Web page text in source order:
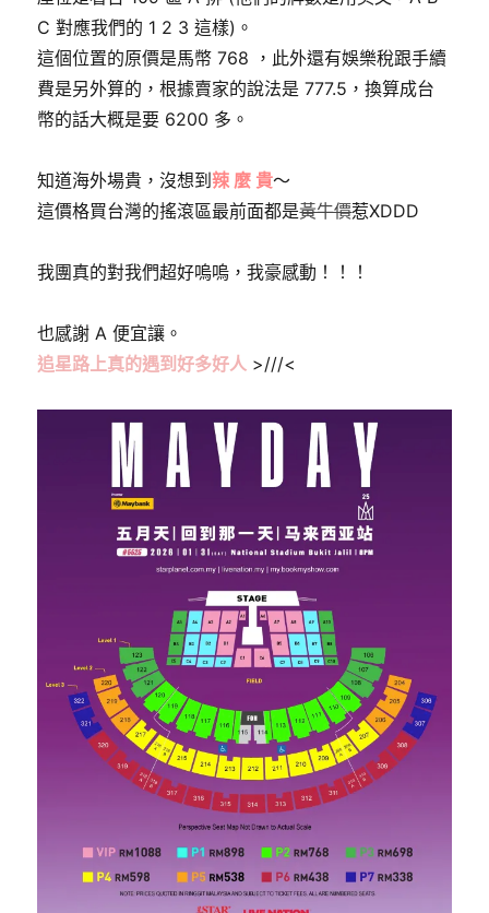
C 對應我們的 1 2 3 這樣)。
這個位置的原價是馬幣 768 ，此外還有娛樂稅跟手續
費是另外算的，根據賣家的說法是 777.5，換算成台
幣的話大概是要 6200 多。
知道海外場貴，沒想到辣 麼 貴～
這價格買台灣的搖滾區最前面都是黃牛價惹XDDD
我團真的對我們超好嗚嗚，我豪感動！！！
也感謝 A 便宜讓。
追星路上真的遇到好多好人 >///<